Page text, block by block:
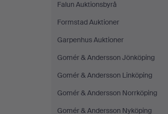
Falun Auktionsbyrå
Formstad Auktioner
Garpenhus Auktioner
Gomér & Andersson Jönköping
Gomér & Andersson Linköping
Gomér & Andersson Norrköping
Gomér & Andersson Nyköping